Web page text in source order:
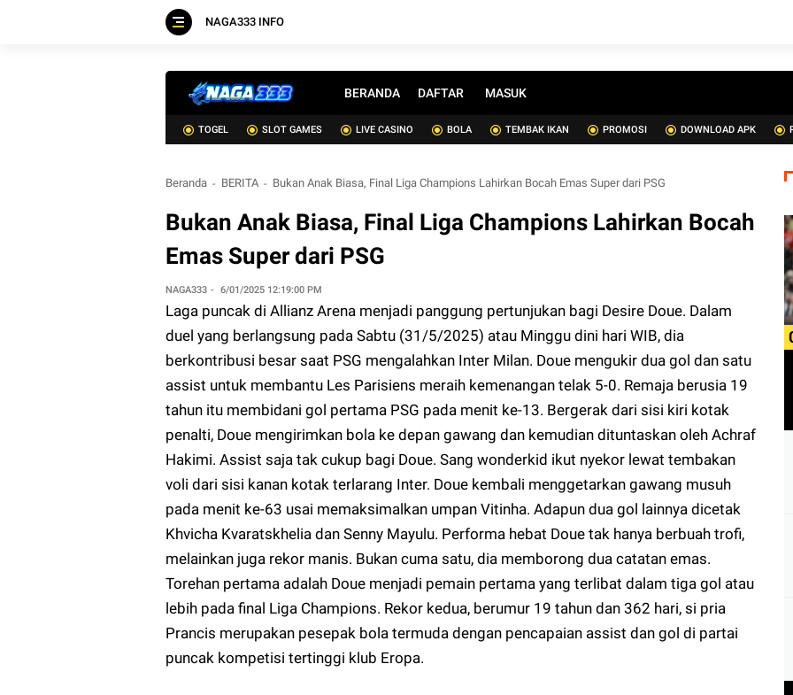
NAGA333 INFO
BERANDA DAFTAR MASUK
TOGEL SLOT GAMES LIVE CASINO BOLA TEMBAK IKAN PROMOSI DOWNLOAD APK
Beranda BERITA Bukan Anak Biasa, Final Liga Champions Lahirkan Bocah Emas Super dari PSG
Bukan Anak Biasa, Final Liga Champions Lahirkan Bocah
Emas Super dari PSG
NAGA333 6/01/2025 12:19:00 PM
Laga puncak di Allianz Arena menjadi panggung pertunjukan bagi Desire Doue. Dalam
duel yang berlangsung pada Sabtu (31/5/2025) atau Minggu dini hari WIB, dia
berkontribusi besar saat PSG mengalahkan Inter Milan. Doue mengukir dua gol dan satu
assist untuk membantu Les Parisiens meraih kemenangan telak 5-0. Remaja berusia 19
tahun itu membidani gol pertama PSG pada menit ke-13. Bergerak dari sisi kiri kotak
penalti, Doue mengirimkan bola ke depan gawang dan kemudian dituntaskan oleh Achraf
Hakimi. Assist saja tak cukup bagi Doue. Sang wonderkid ikut nyekor lewat tembakan
voli dari sisi kanan kotak terlarang Inter. Doue kembali menggetarkan gawang musuh
pada menit ke-63 usai memaksimalkan umpan Vitinha. Adapun dua gol lainnya dicetak
Khvicha Kvaratskhelia dan Senny Mayulu. Performa hebat Doue tak hanya berbuah trofi,
melainkan juga rekor manis. Bukan cuma satu, dia memborong dua catatan emas.
Torehan pertama adalah Doue menjadi pemain pertama yang terlibat dalam tiga gol atau
lebih pada final Liga Champions. Rekor kedua, berumur 19 tahun dan 362 hari, si pria
Prancis merupakan pesepak bola termuda dengan pencapaian assist dan gol di partai
puncak kompetisi tertinggi klub Eropa.